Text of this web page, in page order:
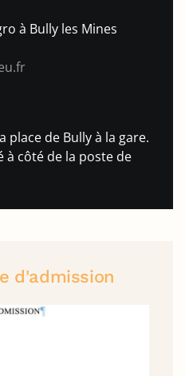
à Bully les Mines
place de Bully à la gare.
à côté de la poste de
d'admission